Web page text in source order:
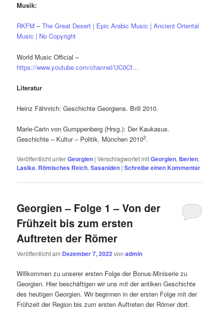
Musik:
RKFM –The Great Desert | Epic Arabic Music | Ancient Oriental
Music | No Copyright
World Music Official –
https://www.youtube.com/channel/UC0Cf…
Literatur
Heinz Fähnrich: Geschichte Georgiens. Brill 2010.
Marie-Carin von Gumppenberg (Hrsg.): Der Kaukasus.
Geschichte – Kultur – Politik. München 20102.
Veröffentlicht unterGeorgien |Verschlagwortet mitGeorgien,Iberien,
Lasika, Römisches Reich,Sasaniden |Schreibe einen Kommentar
Georgien – Folge 1 – Von der
Frühzeit bis zum ersten
Auftreten der Römer
Veröffentlicht am Dezember 7, 2022vonadmin
Willkommen zu unserer ersten Folge der Bonus-Miniserie zu
Georgien. Hier beschäftigen wir uns mit der antiken Geschichte
des heutigen Georgien. Wir beginnen in der ersten Folge mit der
Frühzeit der Region bis zum ersten Auftreten der Römer dort.